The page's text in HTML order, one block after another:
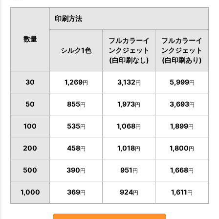
数量
印刷方法
シルク1色
フルカラーイ
ンクジェット
(白印刷なし)
フルカラーイ
ンクジェット
(白印刷あり)
30 1,269円 3,132円 5,999円
50 855円 1,973円 3,693円
100 535円 1,068円 1,899円
200 458円 1,018円 1,800円
500 390円 951円 1,668円
1,000 369円 924円 1,611円